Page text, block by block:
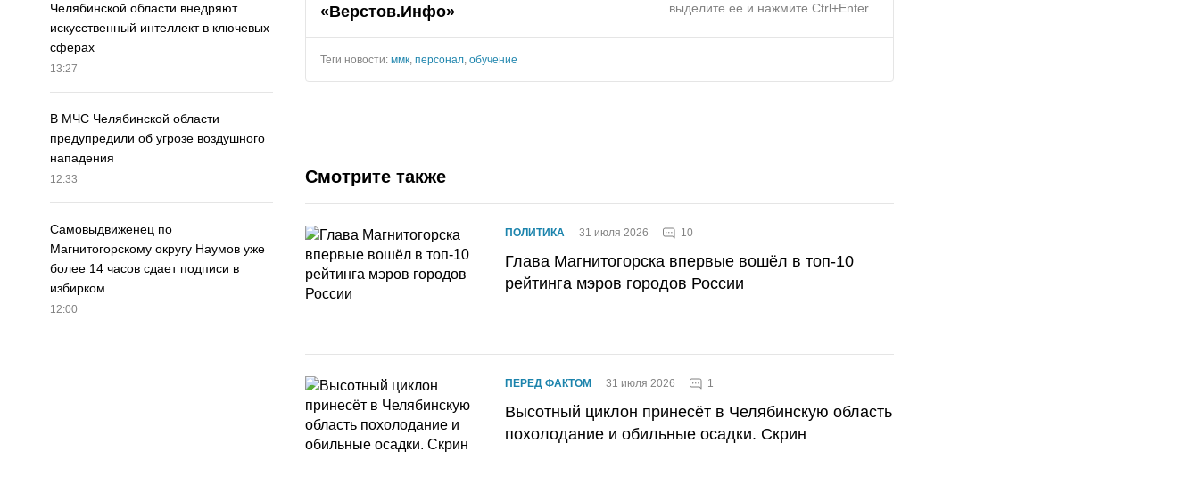
Челябинской области внедряют
искусственный интеллект в ключевых
сферах
13:27
В МЧС Челябинской области
предупредили об угрозе воздушного
нападения
12:33
Самовыдвиженец по
Магнитогорскому округу Наумов уже
более 14 часов сдает подписи в
избирком
12:00
«Верстов.Инфо»
выделите ее и нажмите Ctrl+Enter
Теги новости: ммк, персонал, обучение
Смотрите также
ПОЛИТИКА 31 июля 2026 10
Глава Магнитогорска впервые вошёл в топ-10
рейтинга мэров городов России
ПЕРЕД ФАКТОМ 31 июля 2026 1
Высотный циклон принесёт в Челябинскую область
похолодание и обильные осадки. Скрин